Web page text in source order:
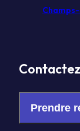
Prendre